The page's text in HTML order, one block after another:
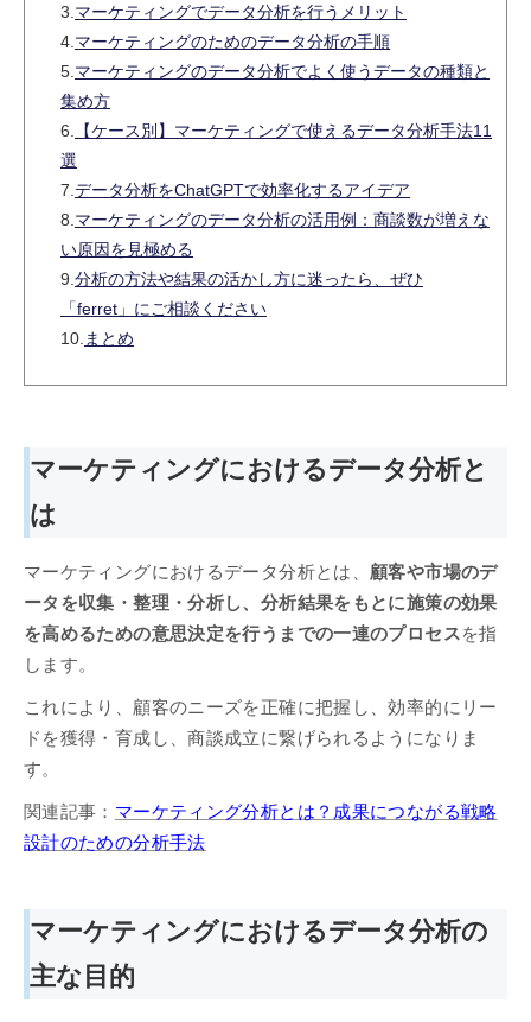
3. マーケティングでデータ分析を行うメリット
4. マーケティングのためのデータ分析の手順
5. マーケティングのデータ分析でよく使うデータの種類と
集め方
6.
【ケース別】マーケティングで使えるデータ分析手法11
選
7. データ分析をChatGPTで効率化するアイデア
8. マーケティングのデータ分析の活用例：商談数が増えな
い原因を見極める
9. 分析の方法や結果の活かし方に迷ったら、ぜひ
「ferret」にご相談ください
10. まとめ
マーケティングにおけるデータ分析と
は
マーケティングにおけるデータ分析とは、顧客や市場のデ
ータを収集・整理・分析し、分析結果をもとに施策の効果
を高めるための意思決定を行うまでの一連のプロセスを指
します。
これにより、顧客のニーズを正確に把握し、効率的にリー
ドを獲得・育成し、商談成立に繋げられるようになりま
す。
関連記事： マーケティング分析とは？成果につながる戦略
設計のための分析手法
マーケティングにおけるデータ分析の
主な目的